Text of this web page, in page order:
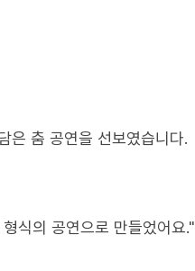
은 춤 공연을 선보였습니다.
식의 공연으로 만들었어요."